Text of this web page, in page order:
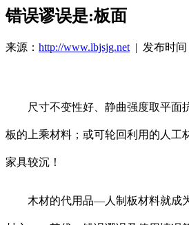
错误谬误是:板面
来源： http://www.lbjsjg.net | 发布时间
尺寸不变性好、静曲强度取平面
板的上乘材料；或可轮回利用的人工
家具较沉！
木材的代用品—人制板材料就成为